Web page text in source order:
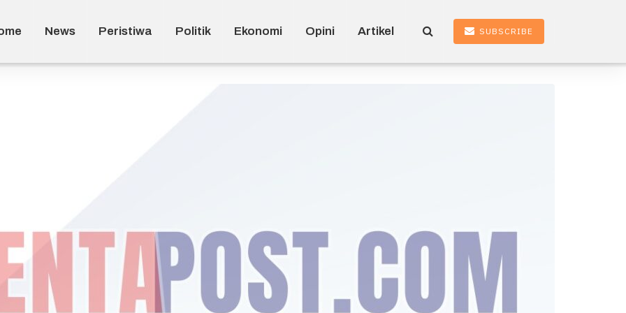
News Peristiwa Politik Ekonomi Opini Artikel SUBSCRIBE